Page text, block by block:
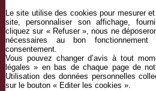
03 20 53 40 20
Domaine de la
15 rue Madeleine
59930 La Chapelle
Le site utilise des cookies pour mesurer
site, personnaliser son affichage,
cliquez sur « Refuser », nous ne
nécessaires au bon
consentement.
Vous pouvez changer d’avis à tout
légales » en bas de chaque page de
Utilisation des données personnelles
sur le bouton « Editer les cookies ».